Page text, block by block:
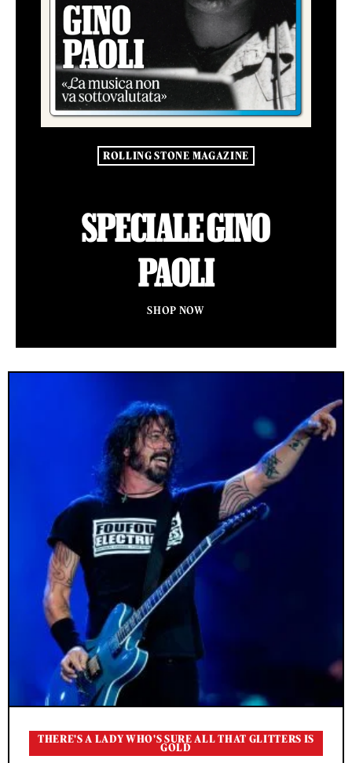
ROLLING STONE MAGAZINE
SPECIALE GINO
PAOLI
SHOP NOW
THERE'S A LADY WHO'S SURE ALL THAT GLITTERS IS
GOLD